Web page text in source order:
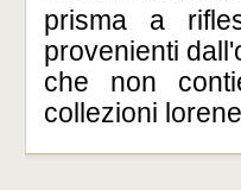
prisma a
provenienti
che non
collezioni